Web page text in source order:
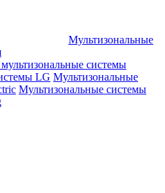
Мультизональные
системы
LG Мультизональные
Мультизональные системы